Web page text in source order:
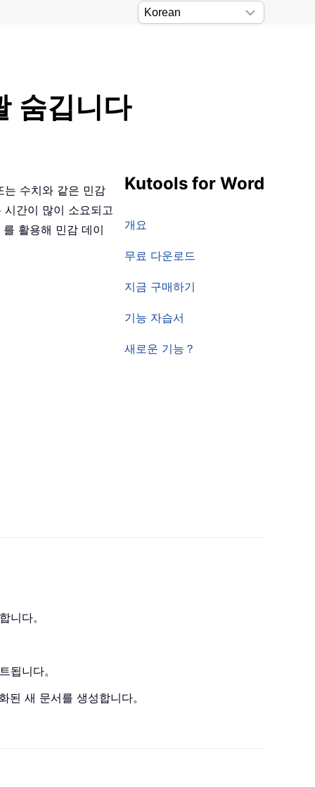
숨깁니다
Kutools for Word
개요
무료 다운로드
지금 구매하기
기능 자습서
새로운 기능？
는 수치와 같은 민감
간이 많이 소요되고
활용해 민감 데이
니다。
됩니다。
새 문서를 생성합니다。